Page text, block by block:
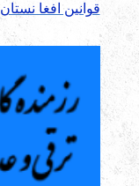
قوانین افغا نستان